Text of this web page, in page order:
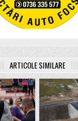
ARTICOLE SIMILARE